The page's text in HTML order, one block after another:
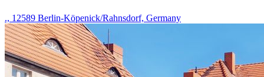
., 12589 Berlin-Köpenick/Rahnsdorf, Germany